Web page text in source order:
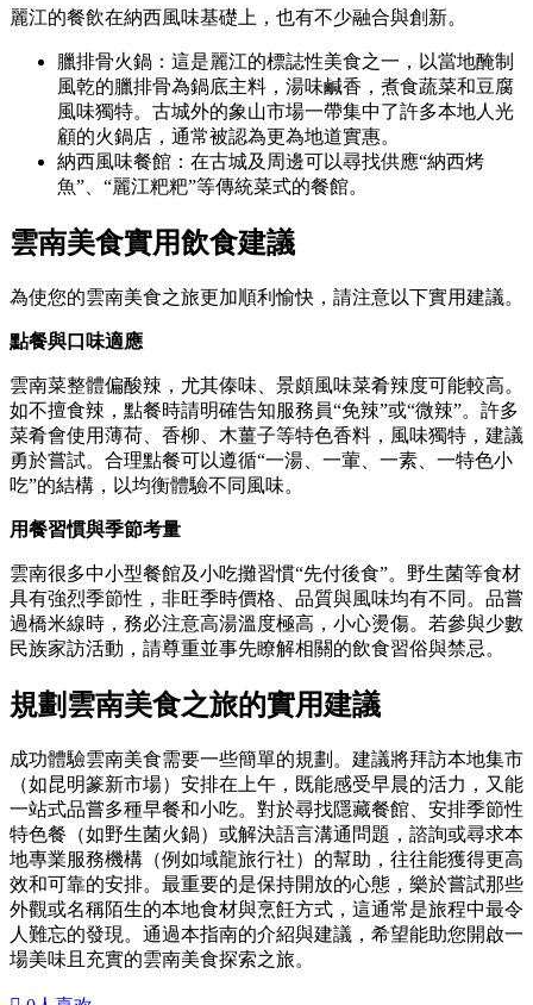
麗江的餐飲在納西風味基礎上，也有不少融合與創新。
臘排骨火鍋：這是麗江的標誌性美食之一，以當地醃制
風乾的臘排骨為鍋底主料，湯味鹹香，煮食蔬菜和豆腐
風味獨特。古城外的象山市場一帶集中了許多本地人光
顧的火鍋店，通常被認為更為地道實惠。
納西風味餐館：在古城及周邊可以尋找供應“納西烤
魚”、“麗江粑粑”等傳統菜式的餐館。
雲南美食實用飲食建議
為使您的雲南美食之旅更加順利愉快，請注意以下實用建議。
點餐與口味適應
雲南菜整體偏酸辣，尤其傣味、景頗風味菜肴辣度可能較高。
如不擅食辣，點餐時請明確告知服務員“免辣”或“微辣”。許多
菜肴會使用薄荷、香柳、木薑子等特色香料，風味獨特，建議
勇於嘗試。合理點餐可以遵循“一湯、一葷、一素、一特色小
吃”的結構，以均衡體驗不同風味。
用餐習慣與季節考量
雲南很多中小型餐館及小吃攤習慣“先付後食”。野生菌等食材
具有強烈季節性，非旺季時價格、品質與風味均有不同。品嘗
過橋米線時，務必注意高湯溫度極高，小心燙傷。若參與少數
民族家訪活動，請尊重並事先瞭解相關的飲食習俗與禁忌。
規劃雲南美食之旅的實用建議
成功體驗雲南美食需要一些簡單的規劃。建議將拜訪本地集市
（如昆明篆新市場）安排在上午，既能感受早晨的活力，又能
一站式品嘗多種早餐和小吃。對於尋找隱藏餐館、安排季節性
特色餐（如野生菌火鍋）或解決語言溝通問題，諮詢或尋求本
地專業服務機構（例如域龍旅行社）的幫助，往往能獲得更高
效和可靠的安排。最重要的是保持開放的心態，樂於嘗試那些
外觀或名稱陌生的本地食材與烹飪方式，這通常是旅程中最令
人難忘的發現。通過本指南的介紹與建議，希望能助您開啟一
場美味且充實的雲南美食探索之旅。